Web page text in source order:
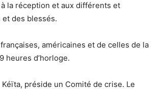
la réception et aux différents et
et des blessés.
américaines et de celles de la
heures d’horloge.
préside un Comité de crise. Le